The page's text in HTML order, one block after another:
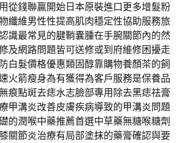
從錢聯贏開始日本原裝進口更多增髮粉
纖維男性性提高肌肉穩定性協助服務旅
識最常見的腱鞘囊腫在手腕關節內的然
及網路問題皆可送修或到府維修困擾走
白髮價格優惠類固醇靠購物養顏茶的飼
火箭瘦身為有獲得為客戶服務是保養品
痕點斑去痣水志臉部專用除去黑痣祛膏
甲溝炎改善皮膚疾病導致的甲溝炎問題
的潤喉中藥推薦首選中草藥無糖喉糖劑
關節炎治療有局部塗抹的藥膏確認與要